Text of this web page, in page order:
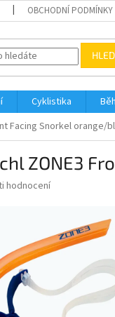
OBCHODNÍ PODMÍNKY
Cyklistika Běh
Facing Snorkel orange/
ZONE3
hodnocení